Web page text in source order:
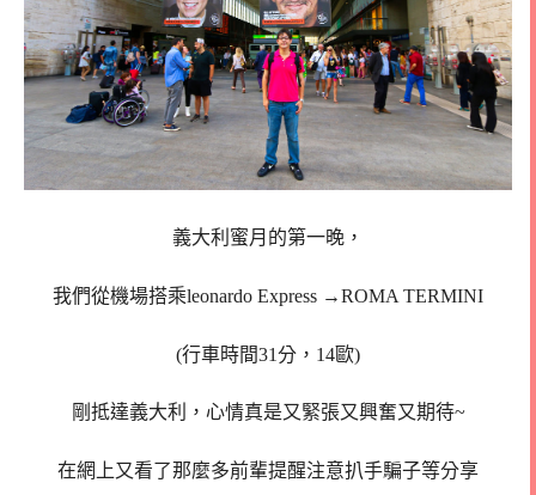
義大利蜜月的第一晚，
我們從機場搭乘leonardo Express →ROMA TERMINI
(行車時間31分，14歐)
剛抵達義大利，心情真是又緊張又興奮又期待~
在網上又看了那麼多前輩提醒注意扒手騙子等分享